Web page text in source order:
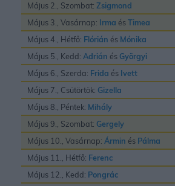
Május 2., Szombat: Zsigmond
Május 3., Vasárnap: Irma ésTimea
Május 4., Hétfő: Flórián és Mónika
Május 5., Kedd: Adrián és Györgyi
Május 6., Szerda: Frida és Ivett
Május 7., Csütörtök: Gizella
Május 8., Péntek: Mihály
Május 9., Szombat: Gergely
Május 10., Vasárnap: Ármin és Pálma
Május 11., Hétfő: Ferenc
Május 12., Kedd: Pongrác